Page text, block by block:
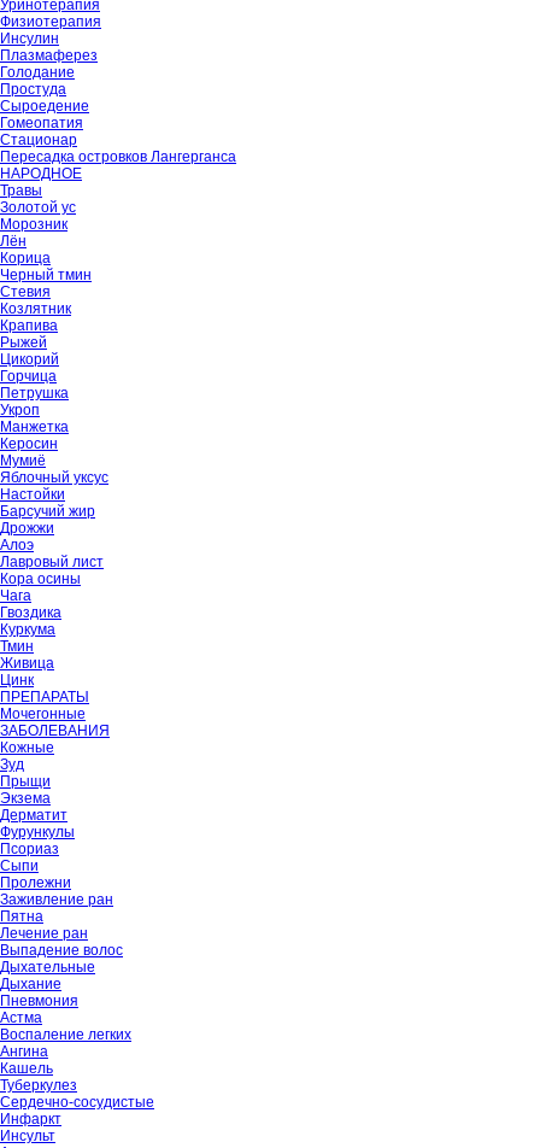
Уринотерапия
Физиотерапия
Инсулин
Плазмаферез
Голодание
Простуда
Сыроедение
Гомеопатия
Стационар
Пересадка островков Лангерганса
НАРОДНОЕ
Травы
Золотой ус
Морозник
Лён
Корица
Черный тмин
Стевия
Козлятник
Крапива
Рыжей
Цикорий
Горчица
Петрушка
Укроп
Манжетка
Керосин
Мумиё
Яблочный уксус
Настойки
Барсучий жир
Дрожжи
Алоэ
Лавровый лист
Кора осины
Чага
Гвоздика
Куркума
Тмин
Живица
Цинк
ПРЕПАРАТЫ
Мочегонные
ЗАБОЛЕВАНИЯ
Кожные
Зуд
Прыщи
Экзема
Дерматит
Фурункулы
Псориаз
Сыпи
Пролежни
Заживление ран
Пятна
Лечение ран
Выпадение волос
Дыхательные
Дыхание
Пневмония
Астма
Воспаление легких
Ангина
Кашель
Туберкулез
Сердечно-сосудистые
Инфаркт
Инсульт